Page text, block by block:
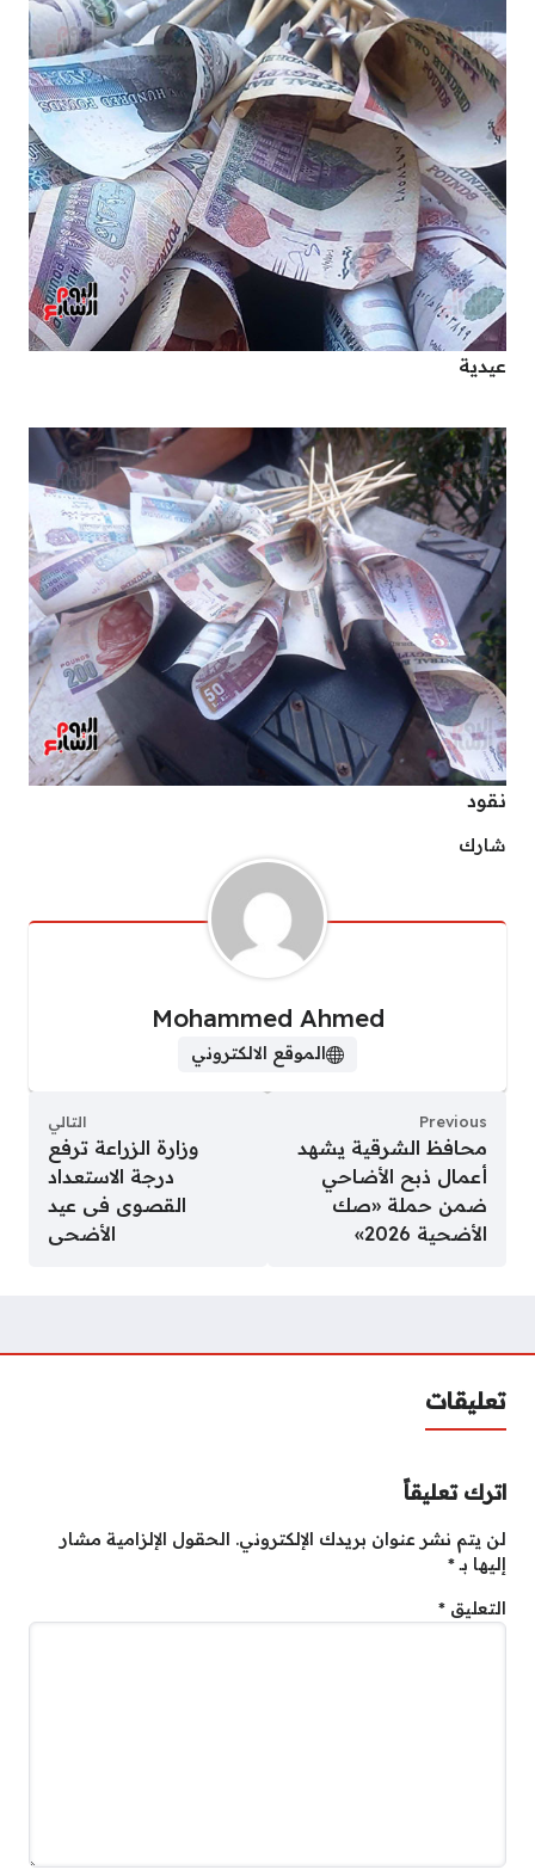
عيدية
نقود
شارك
Mohammed Ahmed
الموقع الالكتروني
Previous
محافظ الشرقية يشهد
أعمال ذبح الأضاحي
ضمن حملة «صك
الأضحية 2026»
التالي
وزارة الزراعة ترفع
درجة الاستعداد
القصوى فى عيد
الأضحى
تعليقات
اترك تعليقاً
لن يتم نشر عنوان بريدك الإلكتروني. الحقول الإلزامية مشار
إليها بـ*
التعليق *